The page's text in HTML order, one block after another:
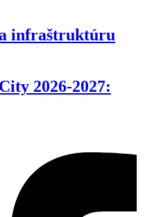
infraštruktúru
2026-2027: